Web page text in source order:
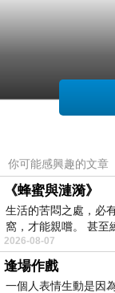
你可能感興趣的文章
《蜂蜜與漣漪》
生活的苦悶之處，必
窩，才能親嚐。 甚至
2026-08-07
逢場作戲
一個人表情生動是因